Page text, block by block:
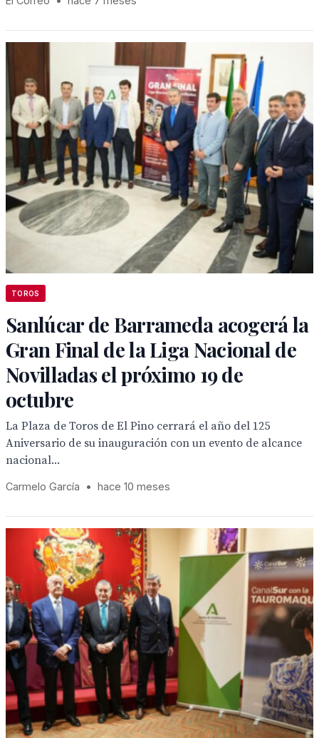
TOROS
Sanlúcar de Barrameda acogerá la
Gran Final de la Liga Nacional de
Novilladas el próximo 19 de
octubre
La Plaza de Toros de El Pino cerrará el año del 125
Aniversario de su inauguración con un evento de alcance
nacional...
Carmelo García • hace 10 meses